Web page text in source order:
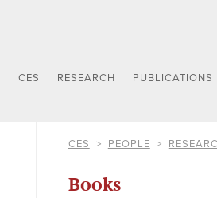
CES RESEARCH PUBLICATIONS
CES PEOPLE
Books